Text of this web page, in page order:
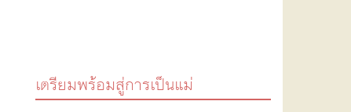
เตรียมพร้อมสู่การเป็นแม่